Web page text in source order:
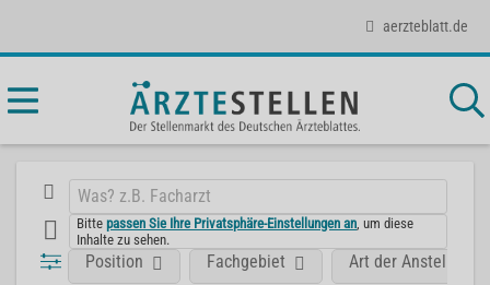
aerzteblatt.de
Bittepassen Sie Ihre Privatsphäre-Einstellungen an , um diese
Inhalte zu sehen.
Position Fachgebiet Art der Anstellung